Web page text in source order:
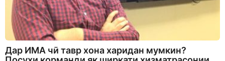
Дар ИМА чӣ тавр хона харидан мумкин?